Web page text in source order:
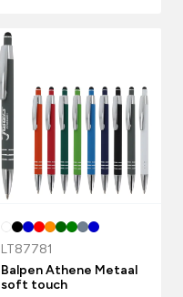
LT87781
Balpen Athene Metaal
soft touch